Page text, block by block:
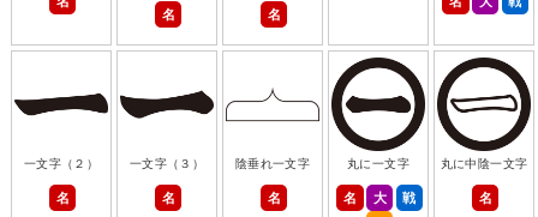
名 名
一文字（２）
名
一文字（３）
名
陰垂れ一文字
名
丸に一文字
名 大
戦
丸に中陰一文字
名